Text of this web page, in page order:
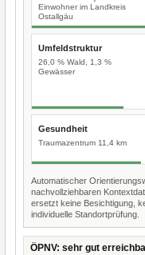
Einwohner im Landkreis
Ostallgäu
Umfeldstruktur
26,0 % Wald, 1,3 %
Gewässer
Gesundheit
Traumazentrum 11,4 km
Automatischer
nachvollziehbaren
ersetzt keine Besichtigung,
individuelle Standortprüfung.
ÖPNV: sehr gut